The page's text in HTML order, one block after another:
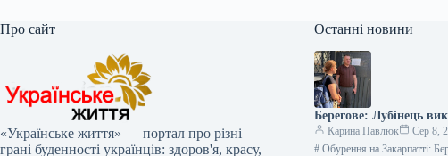
Про сайт
«Українське життя» — портал про різні
грані буденності українців: здоров'я, красу,
Останні новини
Берегове: Лубінець
Карина Павлюк
Сер 8,
# Обурення на Закарпатті: